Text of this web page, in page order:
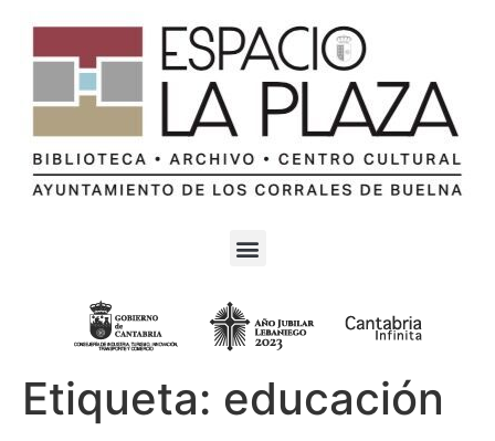
Etiqueta: educación